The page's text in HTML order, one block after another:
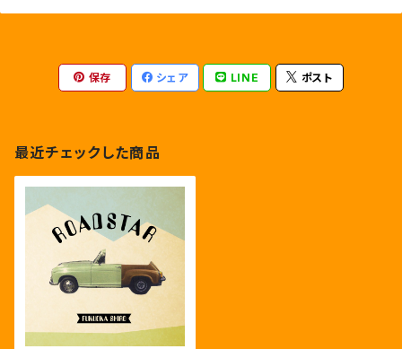
保存 シェア LINE ポスト
最近チェックした商品